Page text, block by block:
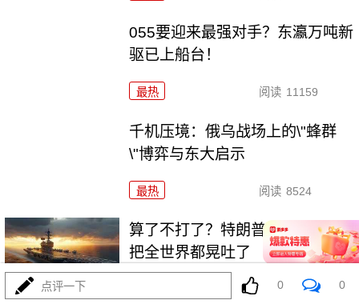
055要迎来最强对手？东瀛万吨新
驱已上船台！
最热 阅读 11159
千机压境：俄乌战场上的\"蜂群
\"博弈与东大启示
最热 阅读 8524
算了不打了？特朗普这脚刹车，
把全世界都晃吐了
阅读 15758
点评一下 0 0